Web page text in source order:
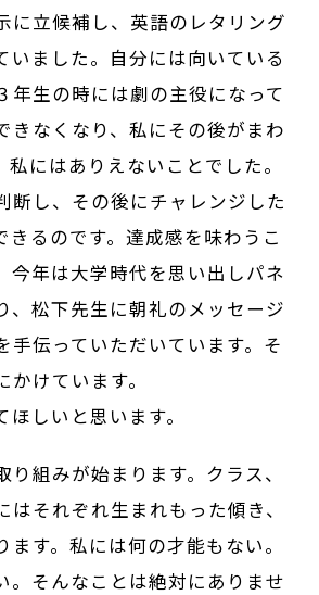
に立候補し、英語のレタリング
いました。自分には向いている
年生の時には劇の主役になって
きなくなり、私にその後がまわ
私にはありえないことでした。
断し、その後にチャレンジした
きるのです。達成感を味わうこ
今年は大学時代を思い出しパネ
、松下先生に朝礼のメッセージ
手伝っていただいています。そ
けています。
しいと思います。
組みが始まります。クラス、
はそれぞれ生まれもった傾き、
ます。私には何の才能もない。
。そんなことは絶対にありませ